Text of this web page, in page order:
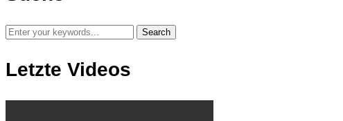
Letzte Videos